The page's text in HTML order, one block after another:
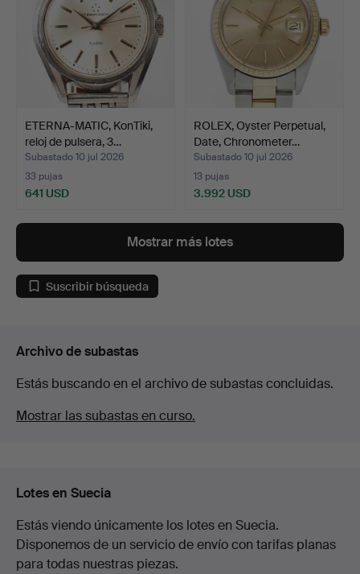
ETERNA-MATIC, KonTiki,
reloj de pulsera, 3…
Subastado 10 jul 2026
33 pujas
641 USD
ROLEX, Oyster Perpetual,
Date, Chronometer…
Subastado 10 jul 2026
13 pujas
3.992 USD
Mostrar más lotes
Suscribir búsqueda
Archivo de subastas
Estás buscando en el archivo de subastas concluidas.
Mostrar las subastas en curso.
Lotes en Suecia
Estás viendo únicamente los lotes en Suecia.
Disponemos de un servicio de envío con tarifas planas
para todas nuestras piezas.